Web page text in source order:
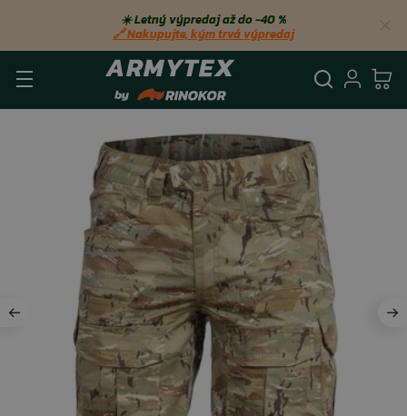
☀️ Letný výpredaj až do −40 %
🔗 Nakupujte, kým trvá výpredaj